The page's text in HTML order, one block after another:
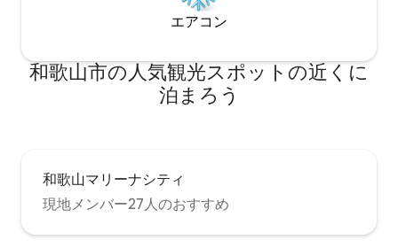
エアコン
和歌山市の人気観光スポットの近くに
泊まろう
和歌山マリーナシティ
現地メンバー27人のおすすめ